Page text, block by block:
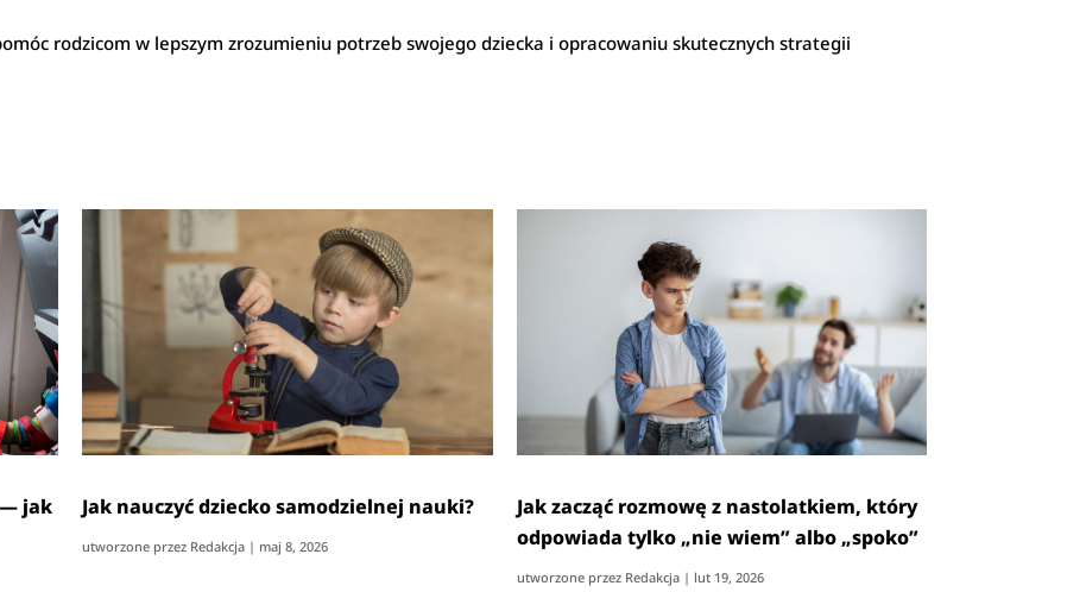
rodzicom w lepszym zrozumieniu potrzeb swojego dziecka i opracowaniu skutecznych strategii
— jak
Jak nauczyć dziecko samodzielnej nauki?
utworzone przez Redakcja | maj 8, 2026
Jak zacząć rozmowę z nastolatkiem, który
odpowiada tylko „nie wiem” albo „spoko”
utworzone przez Redakcja| lut 19, 2026